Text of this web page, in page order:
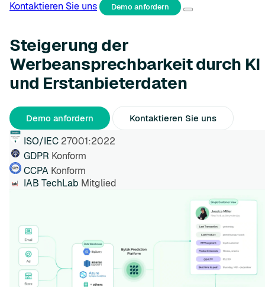
Kontaktieren Sie uns Demo anfordern
Steigerung der
Werbeansprechbarkeit durch KI
und Erstanbieterdaten
Demo anfordern Kontaktieren Sie uns
ISO/IEC 27001:2022
GDPR Konform
CCPA Konform
IAB TechLab Mitglied